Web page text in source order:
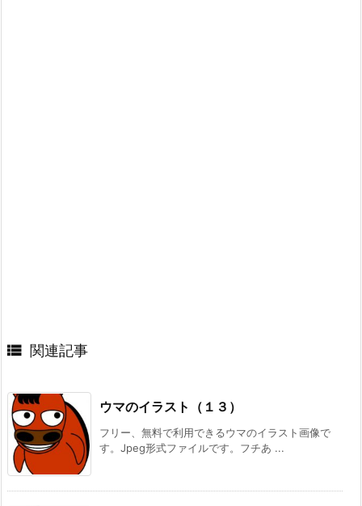
 関連記事
ウマのイラスト（１３）
フリー、無料で利用できるウマのイラスト画像で
す。Jpeg形式ファイルです。フチあ ...